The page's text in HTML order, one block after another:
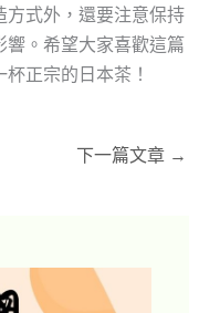
式外，還要注意保持
。希望大家喜歡這篇
正宗的日本茶！
下一篇文章 →